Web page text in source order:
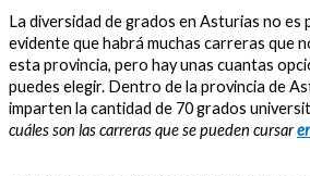
La diversidad de grados en Asturias no es
evidente que habrá muchas carreras que
esta provincia, pero hay unas cuantas
puedes elegir. Dentro de la provincia de
imparten la cantidad de 70 grados
cuáles son las carreras que se pueden cursar